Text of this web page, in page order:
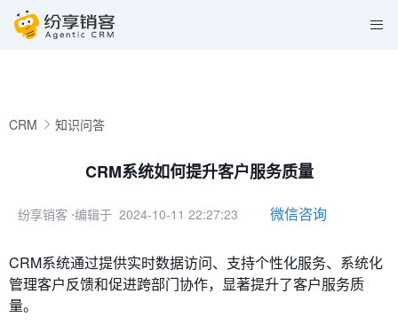
CRM 知识问答
CRM系统如何提升客户服务质量
纷享销客 ⋅编辑于 2024-10-11 22:27:23 微信咨询
CRM系统通过提供实时数据访问、支持个性化服务、系统化
管理客户反馈和促进跨部门协作，显著提升了客户服务质
量。